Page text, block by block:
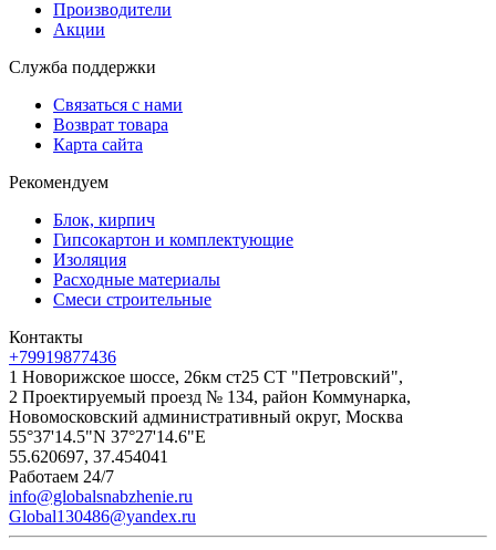
Производители
Акции
Служба поддержки
Связаться с нами
Возврат товара
Карта сайта
Рекомендуем
Блок, кирпич
Гипсокартон и комплектующие
Изоляция
Расходные материалы
Смеси строительные
Контакты
+79919877436
1 Новорижское шоссе, 26км ст25 СТ "Петровский",
2 Проектируемый проезд № 134, район Коммунарка,
Новомосковский административный округ, Москва
55°37'14.5"N 37°27'14.6"E
55.620697, 37.454041
Работаем 24/7
info@globalsnabzhenie.ru
Global130486@yandex.ru